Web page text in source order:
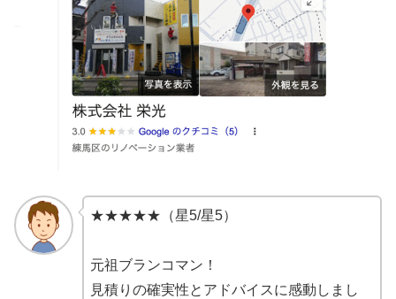
★★★★★（星5/星5）
元祖ブランコマン！
見積りの確実性とアドバイスに感動しまし